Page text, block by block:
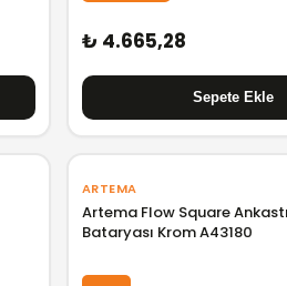
₺ 4.665,28
ARTEMA
Artema Flow Square
Bataryası Krom A43180